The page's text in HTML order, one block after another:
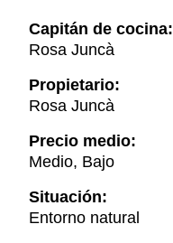
Capitán de cocina:
Rosa Juncà
Propietario:
Rosa Juncà
Precio medio:
Medio, Bajo
Situación:
Entorno natural